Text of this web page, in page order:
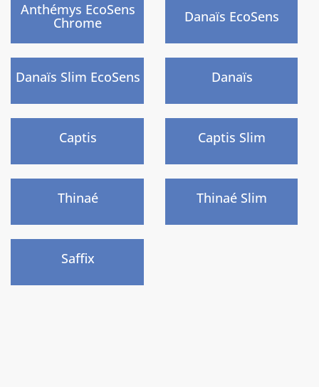
Anthémys EcoSens
Chrome Danaïs EcoSens
Danaïs Slim EcoSens Danaïs
Captis Captis Slim
Thinaé Thinaé Slim
Saffix
Nouveau